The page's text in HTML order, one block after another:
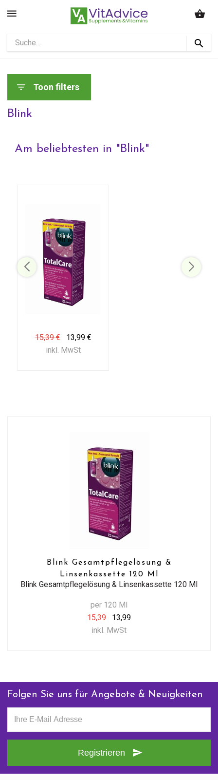
Toon filters
Blink
Am beliebtesten in "Blink"
15,39 €
13,99 €
inkl. MwSt
Blink Gesamtpflegelösung &
Linsenkassette 120 Ml
Blink Gesamtpflegelösung & Linsenkassette 120 Ml
per 120 Ml
15,39
13,99
inkl. MwSt
Folgen Sie uns für Angebote & Neuigkeiten
Registrieren